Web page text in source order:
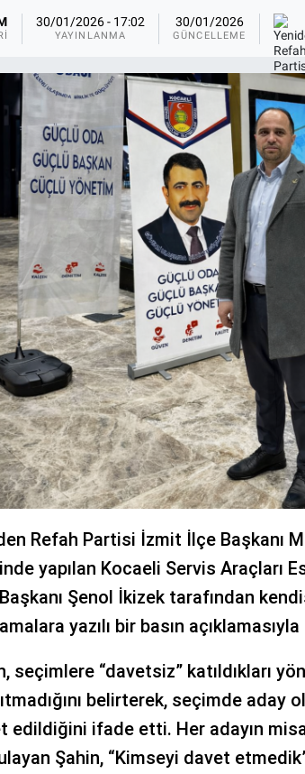
30/01/2026 - 17:02
YAYINLANMA
30/01/2026
GÜNCELLEME
Refah Partisi İzmit İlçe Başkanı
yapılan Kocaeli Servis Araçları
Şenol İkizek tarafından
yazılı bir basın
seçimlere “davetsiz” katıldıkları
belirterek, seçimde aday
edildiğini ifade etti. Her adayın
Şahin, “Kimseyi davet